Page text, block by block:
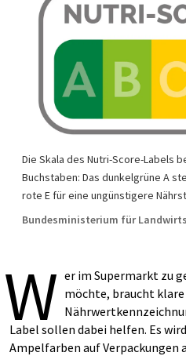
Die Skala des Nutri-Score-Labels
Buchstaben: Das dunkelgrüne A
rote E für eine ungünstigere
Bundesministerium für
W er im Supermarkt zu
möchte, braucht klare
Label sollen dabei helfen. Es
Ampelfarben auf Verpackungen